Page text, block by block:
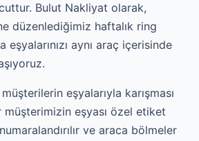
Bulut Nakliyat olarak,
düzenlediğimiz haftalık ring
aynı araç içerisinde
müşterilerin eşyalarıyla karışması
müşterimizin eşyası özel etiket
ve araca bölmeler